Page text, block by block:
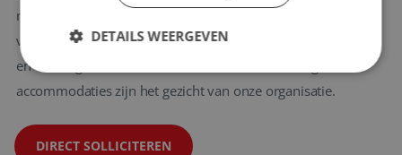
maar maken dit ook dagelijks waar. Bijzondere reizen weg
van de massa, een hoog serviceniveau, deskundig reisadvies
en een ongeëvenaarde kennis van de bestemmingen en
accommodaties zijn het gezicht van onze organisatie.
DIRECT SOLLICITEREN
DETAILS WEERGEVEN